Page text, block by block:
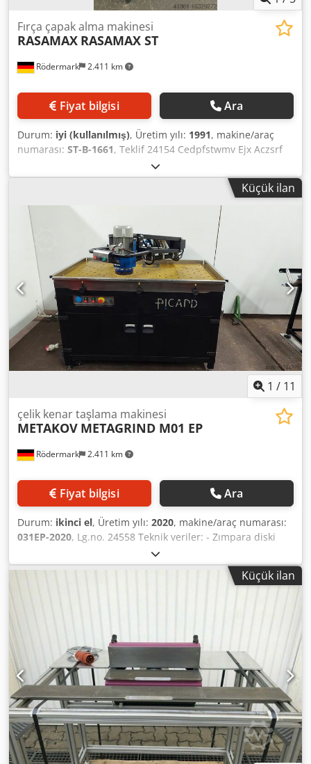
Rödermark 2.411 km
Fırça çapak alma makinesi
RASAMAX RASAMAX ST
Fiyat bilgisi Ara
Durum: iyi (kullanılmış), Üretim yılı: 1991, makine/araç
numarası: ST-B-1661, Teklif 24154 Cedpfstwmv Ejx Aczsrf
Teknik veriler: - Fırça çapı 250 mm - Fırça genişliği 60 mm -
Disk hızı 1500 / 3000 rpm - Sürücü 400 V / 1,0 / 1,4 kW -
Çalışma yüksekliği 900 mm - Yer ihtiyacı yaklaşık G 650 x Y
1150 x D 450 mm - Ağırlık yaklaşık 100 kg
Küçük ilan
1 / 11
Rödermark 2.411 km
çelik kenar taşlama makinesi
METAKOV METAGRIND M01 EP
Fiyat bilgisi Ara
Durum: ikinci el, Üretim yılı: 2020, makine/araç numarası:
031EP-2020, Lg.no. 24558 Teknik veriler: - Zımpara diski
çapı 150 mm - Mafsallı kol üzerinde dönebilen zımpara
ünitesi - Zımpara kolunun dönme yarıçapı 2000 mm -
Motorlu toz emme - Kademesiz değişken disk hızı - 800 -
Ağırlık yaklaşık 250 kg
Küçük ilan